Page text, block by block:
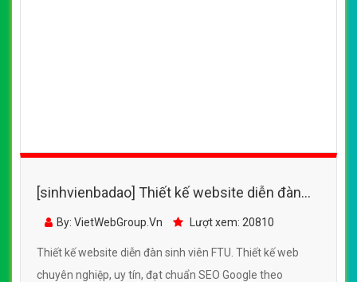
[sinhvienbadao] Thiết kế website diễn đàn
sinh viên FTU đẹp, chuyên nghiệp chuẩn SEO
By: VietWebGroup.Vn Lượt xem: 20810
Thiết kế website diễn đàn sinh viên FTU. Thiết kế web
chuyên nghiệp, uy tín, đạt chuẩn SEO Google theo